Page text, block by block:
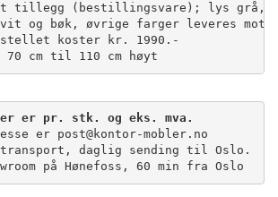
tillegg (bestillingsvare); lys
og bøk, øvrige farger leveres
koster kr. 1990.-
cm til 110 cm høyt
er pr. stk. og eks. mva.
er post@kontor-mobler.no
daglig sending til Oslo.